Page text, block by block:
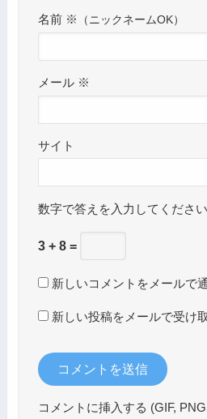
名前 ※
メール ※
サイト
数字で答えを入力してくださ
3 + 8 =
新しいコメントをメールで
新しい投稿をメールで受け
コメントに挿入する (GIF,